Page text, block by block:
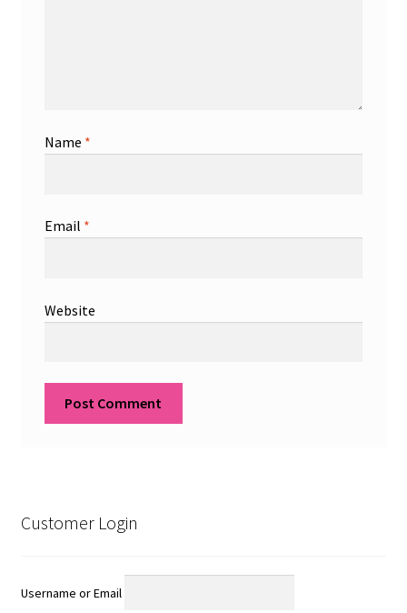
Name *
Email *
Website
Customer Login
Username or Email